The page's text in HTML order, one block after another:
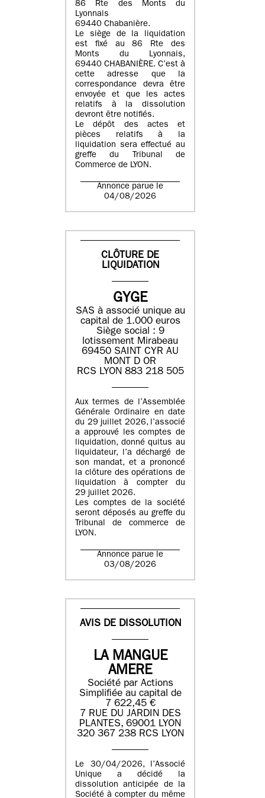
86 Rte des Monts du
Lyonnais
69440 Chabanière.
Le siège de la liquidation
est fixé au 86 Rte des
Monts du Lyonnais,
69440 CHABANIÈRE. C’est à
cette adresse que la
correspondance devra être
envoyée et que les actes
relatifs à la dissolution
devront être notifiés.
Le dépôt des actes et
pièces relatifs à la
liquidation sera effectué au
greffe du Tribunal de
Commerce de LYON.
Annonce parue le
04/08/2026
CLÔTURE DE
LIQUIDATION
GYGE
SAS à associé unique au
capital de 1.000 euros
Siège social : 9
lotissement Mirabeau
69450 SAINT CYR AU
MONT D OR
RCS LYON 883 218 505
Aux termes de l’Assemblée
Générale Ordinaire en date
du 29 juillet 2026, l’associé
a approuvé les comptes de
liquidation, donné quitus au
liquidateur, l’a déchargé de
son mandat, et a prononcé
la clôture des opérations de
liquidation à compter du
29 juillet 2026.
Les comptes de la société
seront déposés au greffe du
Tribunal de commerce de
LYON.
Annonce parue le
03/08/2026
AVIS DE DISSOLUTION
LA MANGUE
AMERE
Société par Actions
Simplifiée au capital de
7 622,45 €
7 RUE DU JARDIN DES
PLANTES, 69001 LYON
320 367 238 RCS LYON
Le 30/04/2026, l’Associé
Unique a décidé la
dissolution anticipée de la
Société à compter du même